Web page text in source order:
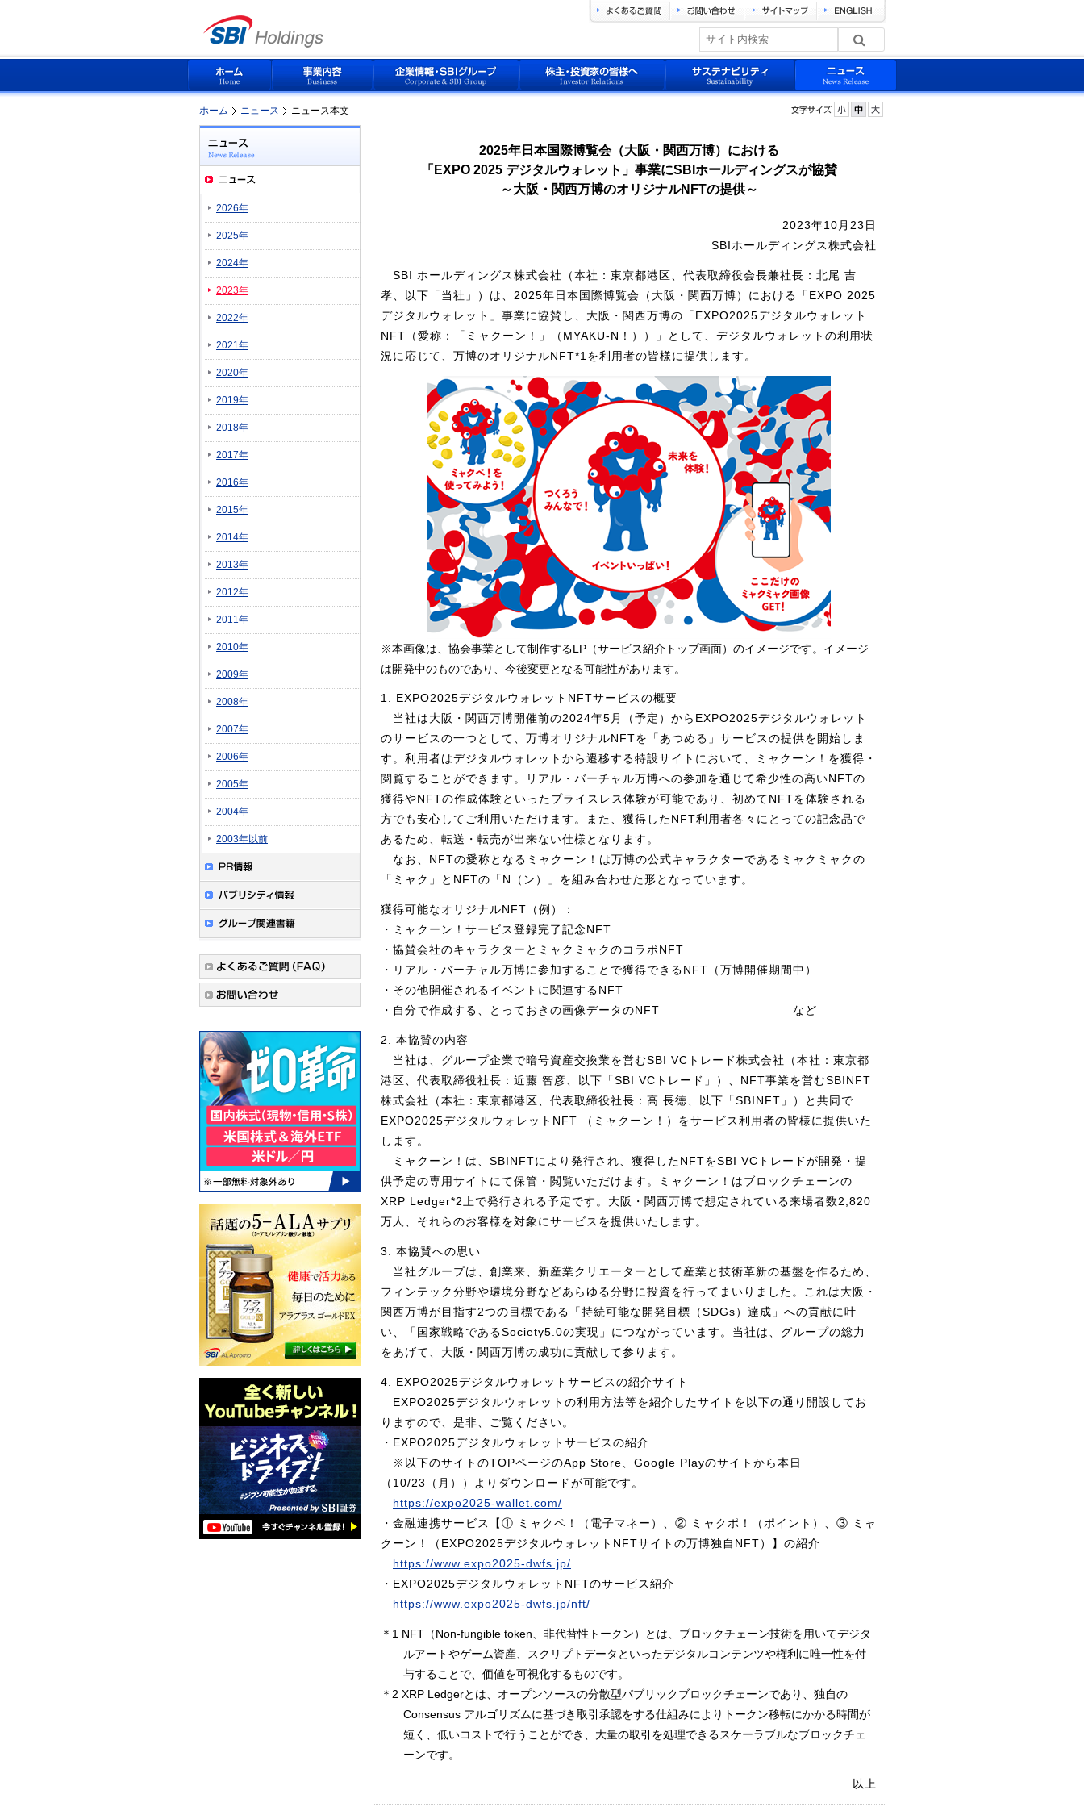
ホーム ニュース ニュース本文
2025年日本国際博覧会（大阪・関西万博）における
「EXPO 2025 デジタルウォレット」事業にSBIホールディングスが協賛
～大阪・関西万博のオリジナルNFTの提供～
2023年10月23日
SBIホールディングス株式会社
SBI ホールディングス株式会社（本社：東京都港区、代表取締役会長兼社長：北尾 吉
孝、以下「当社」）は、2025年日本国際博覧会（大阪・関西万博）における「EXPO 2025
デジタルウォレット」事業に協賛し、大阪・関西万博の「EXPO2025デジタルウォレット
NFT（愛称：「ミャクーン！」（MYAKU-N！））」として、デジタルウォレットの利用状
況に応じて、万博のオリジナルNFT*1を利用者の皆様に提供します。
※本画像は、協会事業として制作するLP（サービス紹介トップ画面）のイメージです。イメージ
は開発中のものであり、今後変更となる可能性があります。
1. EXPO2025デジタルウォレットNFTサービスの概要
当社は大阪・関西万博開催前の2024年5月（予定）からEXPO2025デジタルウォレット
のサービスの一つとして、万博オリジナルNFTを「あつめる」サービスの提供を開始しま
す。利用者はデジタルウォレットから遷移する特設サイトにおいて、ミャクーン！を獲得・
閲覧することができます。リアル・バーチャル万博への参加を通じて希少性の高いNFTの
獲得やNFTの作成体験といったプライスレス体験が可能であり、初めてNFTを体験される
方でも安心してご利用いただけます。また、獲得したNFT利用者各々にとっての記念品で
あるため、転送・転売が出来ない仕様となります。
なお、NFTの愛称となるミャクーン！は万博の公式キャラクターであるミャクミャクの
「ミャク」とNFTの「N（ン）」を組み合わせた形となっています。
獲得可能なオリジナルNFT（例）：
・ミャクーン！サービス登録完了記念NFT
・協賛会社のキャラクターとミャクミャクのコラボNFT
・リアル・バーチャル万博に参加することで獲得できるNFT（万博開催期間中）
・その他開催されるイベントに関連するNFT
・自分で作成する、とっておきの画像データのNFT など
2. 本協賛の内容
当社は、グループ企業で暗号資産交換業を営むSBI VCトレード株式会社（本社：東京都
港区、代表取締役社長：近藤 智彦、以下「SBI VCトレード」）、NFT事業を営むSBINFT
株式会社（本社：東京都港区、代表取締役社長：高 長徳、以下「SBINFT」）と共同で
EXPO2025デジタルウォレットNFT （ミャクーン！）をサービス利用者の皆様に提供いた
します。
ミャクーン！は、SBINFTにより発行され、獲得したNFTをSBI VCトレードが開発・提
供予定の専用サイトにて保管・閲覧いただけます。ミャクーン！はブロックチェーンの
XRP Ledger*2上で発行される予定です。大阪・関西万博で想定されている来場者数2,820
万人、それらのお客様を対象にサービスを提供いたします。
3. 本協賛への思い
当社グループは、創業来、新産業クリエーターとして産業と技術革新の基盤を作るため、
フィンテック分野や環境分野などあらゆる分野に投資を行ってまいりました。これは大阪・
関西万博が目指す2つの目標である「持続可能な開発目標（SDGs）達成」への貢献に叶
い、「国家戦略であるSociety5.0の実現」につながっています。当社は、グループの総力
をあげて、大阪・関西万博の成功に貢献して参ります。
4. EXPO2025デジタルウォレットサービスの紹介サイト
EXPO2025デジタルウォレットの利用方法等を紹介したサイトを以下の通り開設してお
りますので、是非、ご覧ください。
・EXPO2025デジタルウォレットサービスの紹介
※以下のサイトのTOPページのApp Store、Google Playのサイトから本日
（10/23（月））よりダウンロードが可能です。
https://expo2025-wallet.com/
・金融連携サービス【① ミャクペ！（電子マネー）、② ミャクポ！（ポイント）、③ ミャ
クーン！（EXPO2025デジタルウォレットNFTサイトの万博独自NFT）】の紹介
https://www.expo2025-dwfs.jp/
・EXPO2025デジタルウォレットNFTのサービス紹介
https://www.expo2025-dwfs.jp/nft/
＊1 NFT（Non-fungible token、非代替性トークン）とは、ブロックチェーン技術を用いてデジタ
ルアートやゲーム資産、スクリプトデータといったデジタルコンテンツや権利に唯一性を付
与することで、価値を可視化するものです。
＊2 XRP Ledgerとは、オープンソースの分散型パブリックブロックチェーンであり、独自の
Consensus アルゴリズムに基づき取引承認をする仕組みによりトークン移転にかかる時間が
短く、低いコストで行うことができ、大量の取引を処理できるスケーラブルなブロックチェ
ーンです。
以上
2026年
2025年
2024年
2023年
2022年
2021年
2020年
2019年
2018年
2017年
2016年
2015年
2014年
2013年
2012年
2011年
2010年
2009年
2008年
2007年
2006年
2005年
2004年
2003年以前